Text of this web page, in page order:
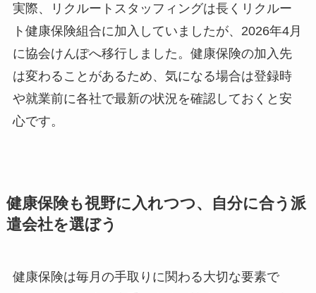
実際、リクルートスタッフィングは長くリクルー
ト健康保険組合に加入していましたが、2026年4月
に協会けんぽへ移行しました。健康保険の加入先
は変わることがあるため、気になる場合は登録時
や就業前に各社で最新の状況を確認しておくと安
心です。
健康保険も視野に入れつつ、自分に合う派
遣会社を選ぼう
健康保険は毎月の手取りに関わる大切な要素で